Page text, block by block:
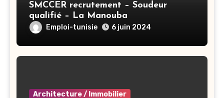
SMCCER recrutement – Soudeur
qualifié – La Manouba
Emploi-tunisie 6 juin 2024
Architecture / Immobilier